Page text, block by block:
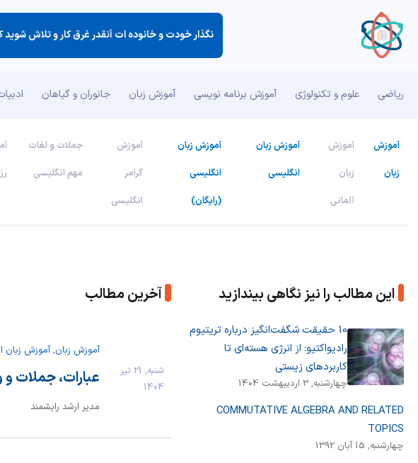
ریاضی علوم و تکنولوژی آموزش برنامه نویسی آموزش زبان جانوران و گیاهان
آموزش
زبان
آموزش
زبان
آلمانی
آموزش زبان
انگلیسی
آموزش زبان
انگلیسی
(رایگان)
آموزش
گرامر
انگلیسی
جملات و لغات
مهم انگلیسی
این مطالب را نیز نگاهی بیندازید
10 حقیقت شگفت‌انگیز درباره تریتیوم
رادیواکتیو: از انرژی هسته‌ای تا
کاربردهای زیستی
چهارشنبه, 3 اردیبهشت 1404
COMMUTATIVE ALGEBRA AND RELATED
TOPICS
چهارشنبه, 15 آبان 1392
آخرین مطالب
شنبه, 21 تیر
1404
آموزش زبان,آموزش زبان
عبارات، جملات و
مدیر ارشد رایشمند